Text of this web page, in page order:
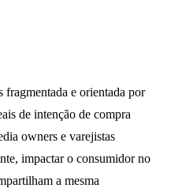
fragmentada e orientada por
de intenção de compra
owners e varejistas
impactar o consumidor no
a mesma